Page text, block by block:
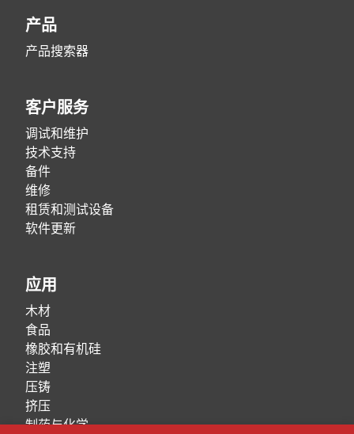
产品
产品搜索器
客户服务
调试和维护
技术支持
备件
维修
租赁和测试设备
软件更新
应用
木材
食品
橡胶和有机硅
注塑
压铸
挤压
制药与化学